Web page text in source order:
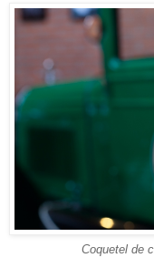
Coquetel de cerveja